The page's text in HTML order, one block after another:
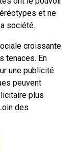
et ne
société.
croissante
tenaces. En
une publicité
peuvent
plus
des